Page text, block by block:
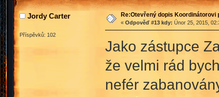
Jordy Carter
Příspěvků: 102
Re:Otevřený dopis Koordinátorovi
« Odpověď #13 kdy: Únor 25, 2015,
Jako zástupce
že velmi rád
nefér